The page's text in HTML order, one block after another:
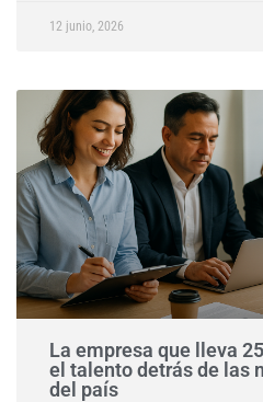
12 junio, 2026
La empresa que lleva
el talento detrás de las
del país